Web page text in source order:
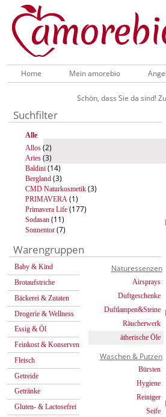
Home Mein amorebio
Schön, dass Sie da sind!
Suchfilter
Alle
Allos (2)
Aries (3)
Baldini (14)
Bergland (3)
CMD Naturkosmetik (3)
PRIMAVERA (1)
Primavera Life (177)
Sodasan (11)
Sonnentor (7)
Warengruppen
Baby & Kind
Brotaufstriche
Bäckerei & Zutaten
Drogerie & Wellness
Essig & Öl
Feinkost & Konserven
Fleisch
Getreide
Getränke
Gluten- & Lactosefrei
Naturessenzen
Airsprays
Duftgeschenke
Duftlampen&Steine
Räucherwerk
ätherische Öle
Waschen & Putzen
Bürsten
Hygiene
Reiniger
Seife